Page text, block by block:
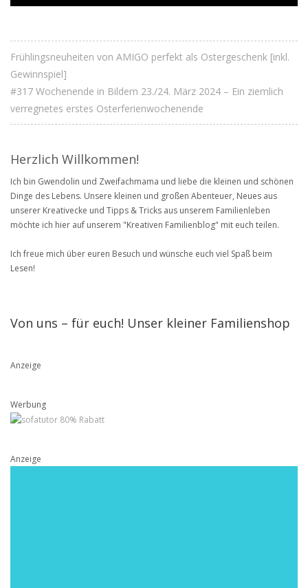
Frühlingsneuheiten von AMIGO perfekt als Ostergeschenk [inkl.
Gewinnspiel]
#317 Wochenende in Bildern 23./24. März 2024 – Ein ziemlich
verregnetes erstes Osterferienwochenende
Herzlich Willkommen!
Ich bin Gwendolin und Zweifachmama und liebe die kleinen und schönen
Dinge des Lebens. Unsere kleinen und großen Abenteuer, Neues aus
unserer Kreativecke und Tipps & Tricks aus unserem Familienleben
möchte ich hier auf unserem "Kreativen Familienblog" mit euch teilen.
Ich freue mich über euren Besuch und wünsche euch viel Spaß beim
Lesen!
Von uns – für euch! Unser kleiner Familienshop
Anzeige
Werbung
Anzeige